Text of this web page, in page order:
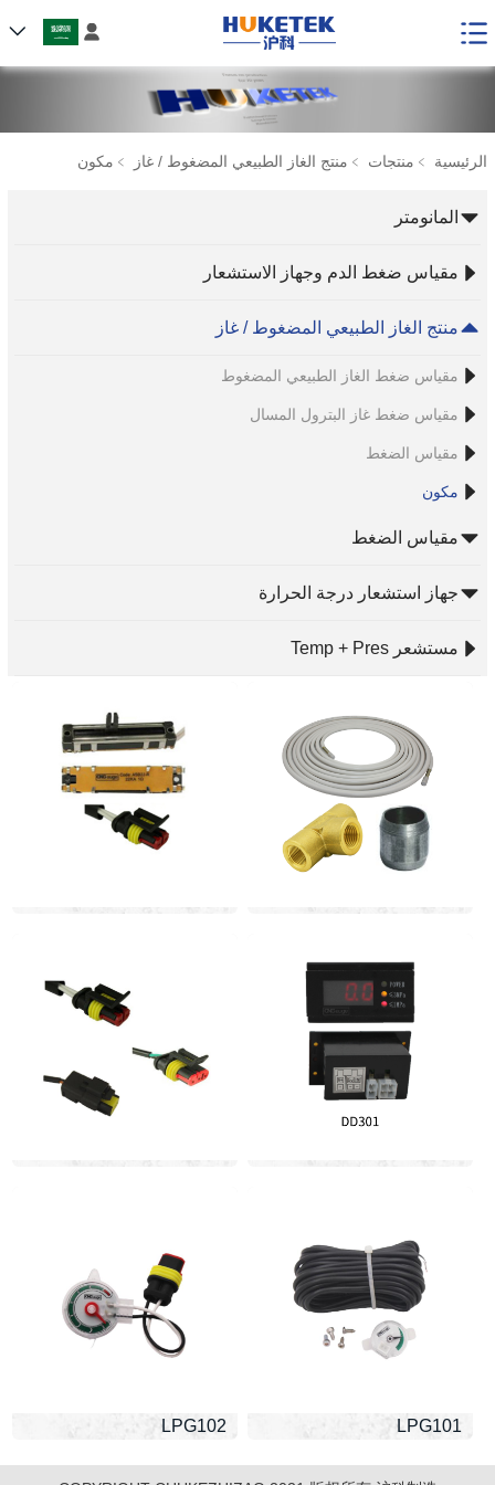

الرئيسية ﹥ منتجات ﹥ منتج الغاز الطبيعي المضغوط / غاز ﹥ مكون
المانومتر
مقياس ضغط الدم وجهاز الاستشعار
منتج الغاز الطبيعي المضغوط / غاز
مقياس ضغط الغاز الطبيعي المضغوط
مقياس ضغط غاز البترول المسال
مقياس الضغط
مكون
مقياس الضغط
جهاز استشعار درجة الحرارة
مستشعر Temp + Pres
LPG101
LPG102